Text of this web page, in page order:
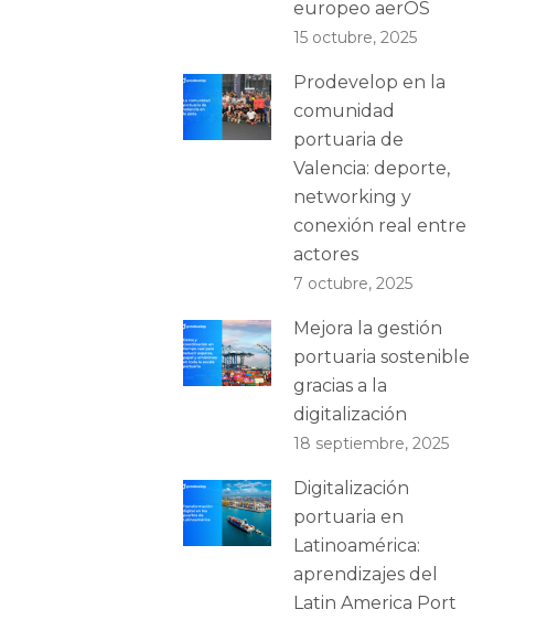
europeo aerOS
15 octubre, 2025
Prodevelop en la
comunidad
portuaria de
Valencia: deporte,
networking y
conexión real entre
actores
7 octubre, 2025
Mejora la gestión
portuaria sostenible
gracias a la
digitalización
18 septiembre, 2025
Digitalización
portuaria en
Latinoamérica:
aprendizajes del
Latin America Port